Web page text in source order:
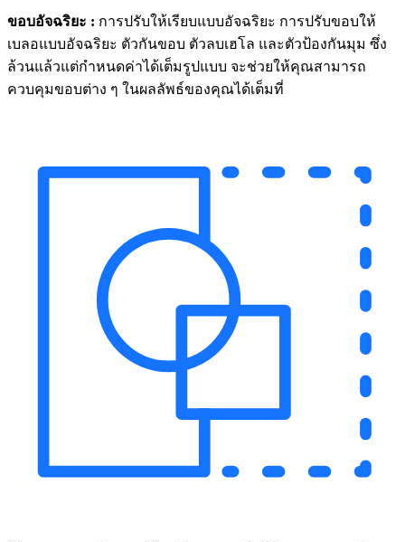
ขอบอัจฉริยะ : การปรับให้เรียบแบบอัจฉริยะ การปรับขอบให้
เบลอแบบอัจฉริยะ ตัวกันขอบ ตัวลบเฮโล และตัวป้องกันมุม ซึ่ง
ล้วนแล้วแต่กำหนดค่าได้เต็มรูปแบบ จะช่วยให้คุณสามารถ
ควบคุมขอบต่าง ๆ ในผลลัพธ์ของคุณได้เต็มที่